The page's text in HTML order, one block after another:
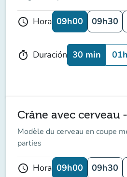
schedule Hora 09h00 09h30
timer Duración 30 min
Crâne avec cerveau
Modèle du cerveau en coupe
parties
schedule Hora 09h00 09h30